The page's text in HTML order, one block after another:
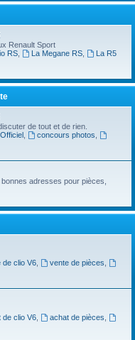
Renault Sport
RS, La Megane RS,
La R5
de tout et de rien.
, concours photos,
adresses pour pièces,
de clio V6, vente de pièces,
de clio V6, achat de pièces,